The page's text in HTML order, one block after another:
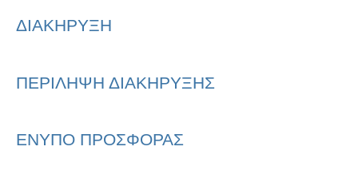
ΔΙΑΚΗΡΥΞΗ
ΠΕΡΙΛΗΨΗ ΔΙΑΚΗΡΥΞΗΣ
ΕΝΥΠΟ ΠΡΟΣΦΟΡΑΣ